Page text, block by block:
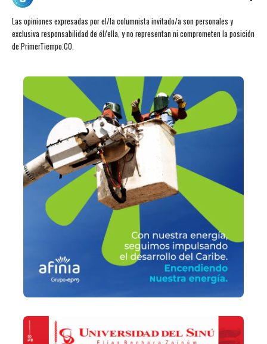
Las opiniones expresadas por el/la columnista invitado/a son personales y
exclusiva responsabilidad de él/ella, y no representan ni comprometen la posición
de PrimerTiempo.CO.